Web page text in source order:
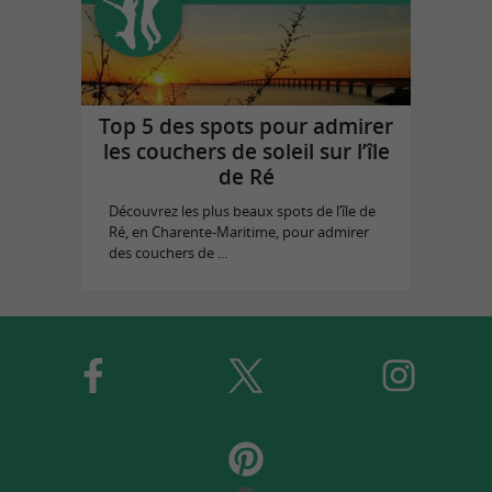
Top 5 des spots pour admirer
les couchers de soleil sur l’île
de Ré
Découvrez les plus beaux spots de l’île de
Ré, en Charente-Maritime, pour admirer
des couchers de ...